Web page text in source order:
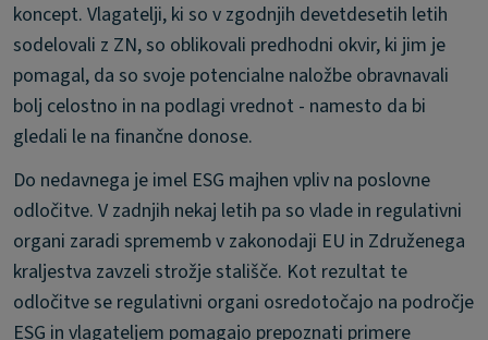
koncept. Vlagatelji, ki so v zgodnjih devetdesetih letih
sodelovali z ZN, so oblikovali predhodni okvir, ki jim je
pomagal, da so svoje potencialne naložbe obravnavali
bolj celostno in na podlagi vrednot - namesto da bi
gledali le na finančne donose.
Do nedavnega je imel ESG majhen vpliv na poslovne
odločitve. V zadnjih nekaj letih pa so vlade in regulativni
organi zaradi sprememb v zakonodaji EU in Združenega
kraljestva zavzeli strožje stališče. Kot rezultat te
odločitve se regulativni organi osredotočajo na področje
ESG in vlagateljem pomagajo prepoznati primere